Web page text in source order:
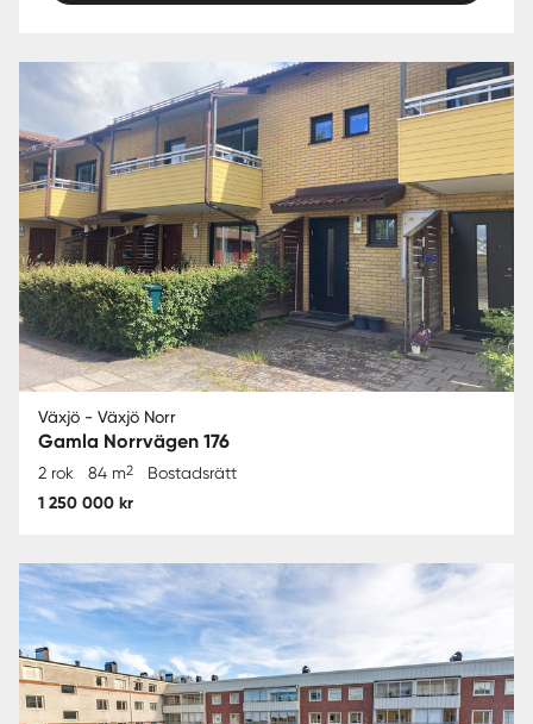
Växjö - Växjö Norr
Gamla Norrvägen 176
2 rok 84 m2 Bostadsrätt
1 250 000 kr